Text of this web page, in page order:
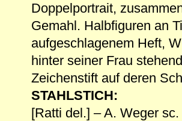
Doppelportrait,
Gemahl. Halbfiguren an
aufgeschlagenem Heft,
hinter seiner Frau
Zeichenstift auf deren
STAHLSTICH:
[Ratti del.] – A. Weger sc.